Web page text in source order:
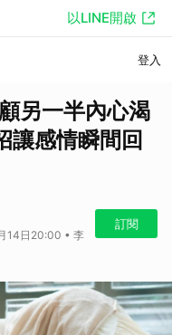
以LINE開啟
登入
另一半內心渴
讓感情瞬間回
14日20:00 • 李
訂閱